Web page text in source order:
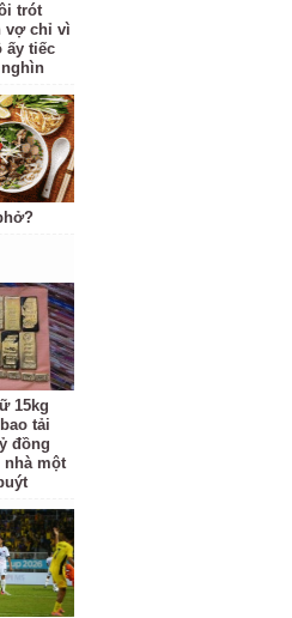
trót
vợ chỉ vì
ấy tiếc
15kg
tải
đồng
nhà một